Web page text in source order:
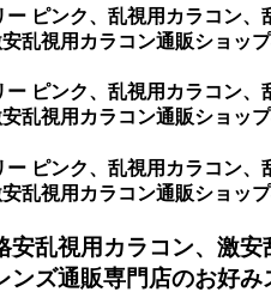
ー ピンク、乱視用カラコン
乱視用カラコン通販ショッ
ー ピンク、乱視用カラコン
乱視用カラコン通販ショッ
ー ピンク、乱視用カラコン
乱視用カラコン通販ショップ
乱視用カラコン、激
ズ通販専門店のお好み